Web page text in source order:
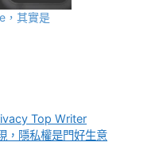
，其實是
Top Writer
，隱私權是門好生意